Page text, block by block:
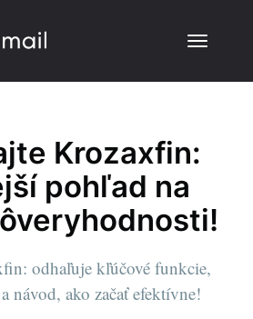
Krozaxfin:
pohľad na
odhaľuje kľúčové funkcie,
návod, ako začať efektívne!